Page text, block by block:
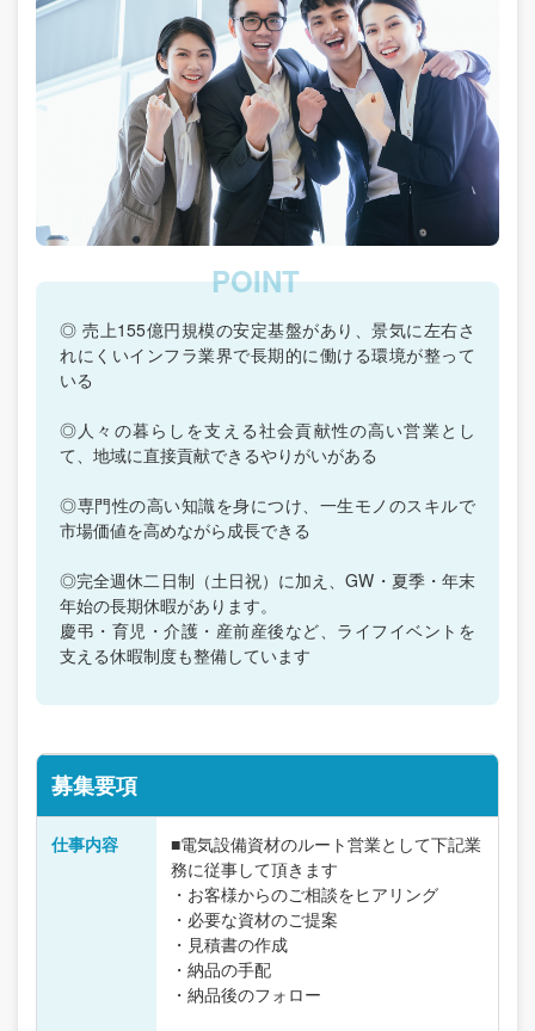
◎ 売上155億円規模の安定基盤があり、景気に左右さ
れにくいインフラ業界で長期的に働ける環境が整って
いる
◎人々の暮らしを支える社会貢献性の高い営業とし
て、地域に直接貢献できるやりがいがある
◎専門性の高い知識を身につけ、一生モノのスキルで
市場価値を高めながら成長できる
◎完全週休二日制（土日祝）に加え、GW・夏季・年末
年始の長期休暇があります。
慶弔・育児・介護・産前産後など、ライフイベントを
支える休暇制度も整備しています
募集要項
仕事内容
■電気設備資材のルート営業として下記業
務に従事して頂きます
・お客様からのご相談をヒアリング
・必要な資材のご提案
・見積書の作成
・納品の手配
・納品後のフォロー